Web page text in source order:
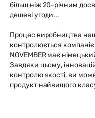
більш ніж 20-річним
дешеві угоди...
Процес виробництва
контролюється
NОVEMВER має
Завдяки цьому,
контролю якості, ви
продукт найвищого